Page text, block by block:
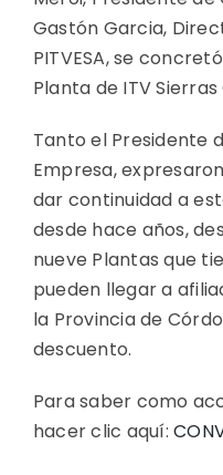
Gastón Garcia,
PITVESA, se
Planta de ITV
Tanto el Presidente
Empresa,
dar continuidad a
desde hace años,
nueve Plantas que
pueden llegar a
la Provincia de
descuento.
Para saber como
hacer clic aquí: